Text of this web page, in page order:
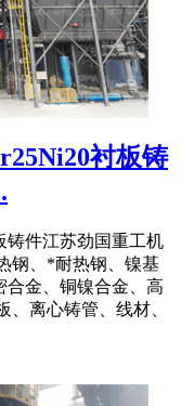
衬板铸
铸件江苏劲国重工机
钢、*耐热钢、镍基
合金、铜镍合金、高
、离心铸管、线材、